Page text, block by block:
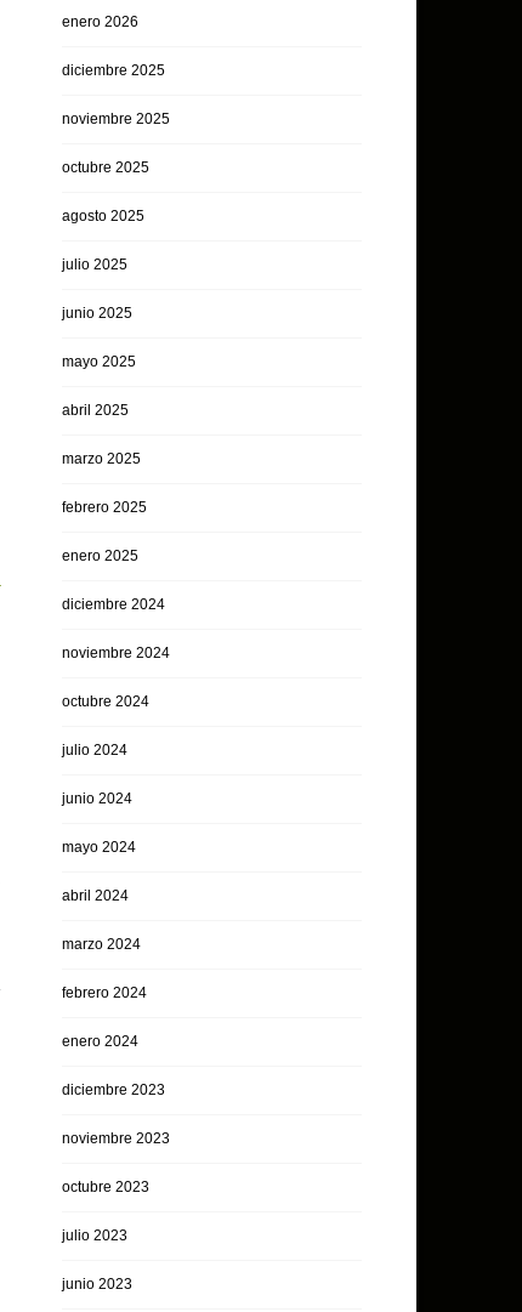
enero 2026
diciembre 2025
noviembre 2025
octubre 2025
agosto 2025
julio 2025
junio 2025
mayo 2025
abril 2025
marzo 2025
febrero 2025
enero 2025
diciembre 2024
noviembre 2024
octubre 2024
julio 2024
junio 2024
mayo 2024
abril 2024
marzo 2024
febrero 2024
enero 2024
diciembre 2023
noviembre 2023
octubre 2023
julio 2023
junio 2023